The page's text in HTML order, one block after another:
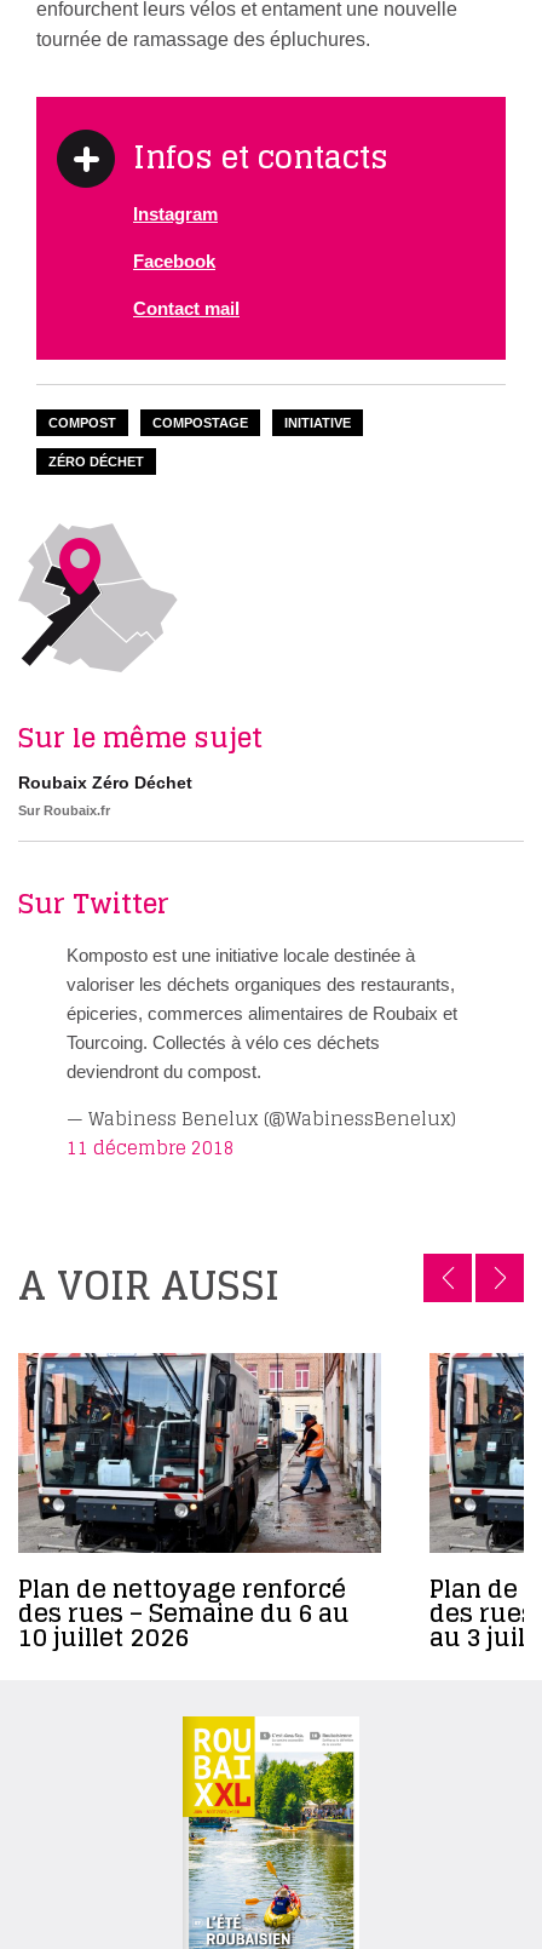
enfourchent leurs vélos et entament une nouvelle
tournée de ramassage des épluchures.
Infos et contacts
Instagram
Facebook
Contact mail
COMPOST COMPOSTAGE INITIATIVE
ZÉRO DÉCHET
Sur le même sujet
Roubaix Zéro Déchet
Sur Roubaix.fr
Sur Twitter
Komposto est une initiative locale destinée à
valoriser les déchets organiques des restaurants,
épiceries, commerces alimentaires de Roubaix et
Tourcoing. Collectés à vélo ces déchets
deviendront du compost.
— Wabiness Benelux (@WabinessBenelux)
11 décembre 2018
A VOIR AUSSI
Plan de nettoyage renforcé
des rues – Semaine du 6 au
10 juillet 2026
Plan de
des
au 3